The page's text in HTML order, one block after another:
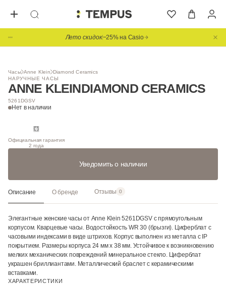
Лето скидок−25% на Casio
Часы Anne Klein Diamond Ceramics
НАРУЧНЫЕ ЧАСЫ
ANNE KLEINDIAMOND CERAMICS
5261DGSV
Нет в наличии
НОВИНКА
1/ 3
Официальная гарантия
2 года
Уведомить о наличии
Описание О бренде Отзывы 0
Элегантные женские часы от Anne Klein 5261DGSV с прямоугольным
корпусом. Кварцевые часы. Водостойкость WR 30 (брызги). Циферблат с
часовыми индексами в виде штрихов. Корпус выполнен из металла с IP
покрытием. Размеры корпуса 24 мм х 38 мм. Устойчивое к возникновению
мелких механических повреждений минеральное стекло. Циферблат
украшен бриллиантами. Металлический браслет с керамическими
вставками.
ХАРАКТЕРИСТИКИ